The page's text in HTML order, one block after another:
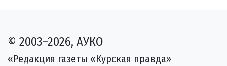
© 2003–2026, АУКО
«Редакция газеты «Курская правда»